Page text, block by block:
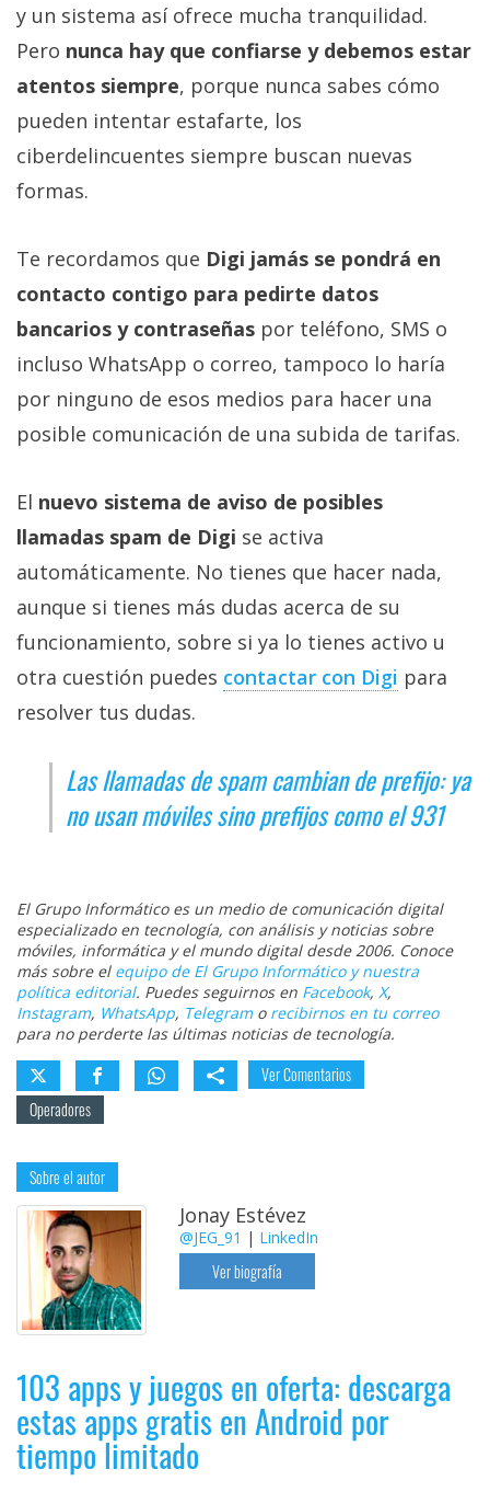
y un sistema así ofrece mucha tranquilidad.
Pero nunca hay que confiarse y debemos estar
atentos siempre, porque nunca sabes cómo
pueden intentar estafarte, los
ciberdelincuentes siempre buscan nuevas
formas.
Te recordamos que Digi jamás se pondrá en
contacto contigo para pedirte datos
bancarios y contraseñas por teléfono, SMS o
incluso WhatsApp o correo, tampoco lo haría
por ninguno de esos medios para hacer una
posible comunicación de una subida de tarifas.
El nuevo sistema de aviso de posibles
llamadas spam de Digi se activa
automáticamente. No tienes que hacer nada,
aunque si tienes más dudas acerca de su
funcionamiento, sobre si ya lo tienes activo u
otra cuestión puedes contactar con Digi‎ para
resolver tus dudas.
Las llamadas de spam cambian de prefijo: ya
no usan móviles sino prefijos como el 931
El Grupo Informático es un medio de comunicación digital
especializado en tecnología, con análisis y noticias sobre
móviles, informática y el mundo digital desde 2006. Conoce
más sobre el equipo de El Grupo Informático y nuestra
política editorial. Puedes seguirnos en Facebook, X,
Instagram, WhatsApp, Telegramo recibirnos en tu correo
para no perderte las últimas noticias de tecnología.
Ver Comentarios
Operadores
Sobre el autor
Jonay Estévez
@JEG_91 | LinkedIn
Ver biografía
103 apps y juegos en oferta: descarga
estas apps gratis en Android por
tiempo limitado